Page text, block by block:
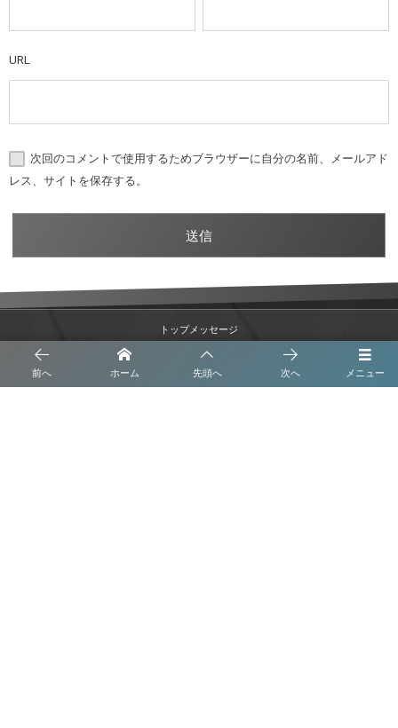
URL
次回のコメントで使用するためブラウザーに自分の名前、メールアド
レス、サイトを保存する。
メニュー
前へ ホーム 先頭へ 次へ
トップメッセージ
沿革